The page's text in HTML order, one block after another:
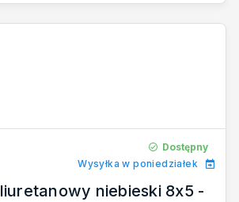
Dostępny
Wysyłka w poniedziałek
niebieski 8x5 -